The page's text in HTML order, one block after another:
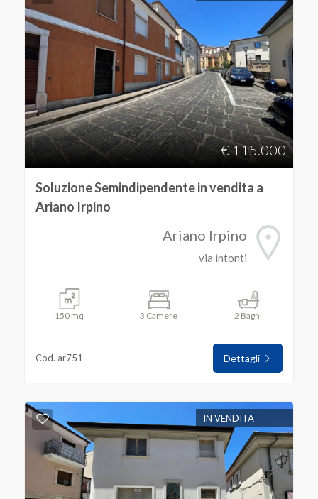
€ 115.000
Soluzione Semindipendente in vendita a
Ariano Irpino
Ariano Irpino
via intonti
150 mq 3 Camere 2 Bagni
Cod. ar751 Dettagli
IN VENDITA